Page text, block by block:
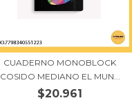
CUADERNO MONOBLOCK
COSIDO MEDIANO EL MUN...
$20.961